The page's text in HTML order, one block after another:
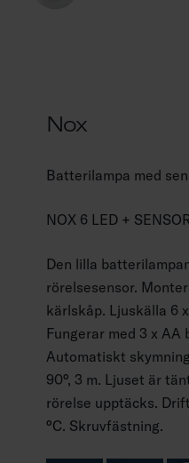
Nox
Batterilampa med
NOX 6 LED +
Den lilla
rörelsesensor.
kärlskåp. Ljuskälla 6
Fungerar med 3 x AA
Automatiskt
90°, 3 m. Ljuset är
rörelse upptäcks.
°C. Skruvfästning.